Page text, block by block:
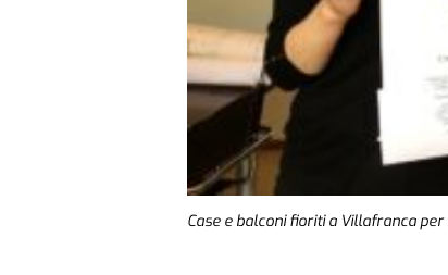
Case e balconi fioriti a Villafranca